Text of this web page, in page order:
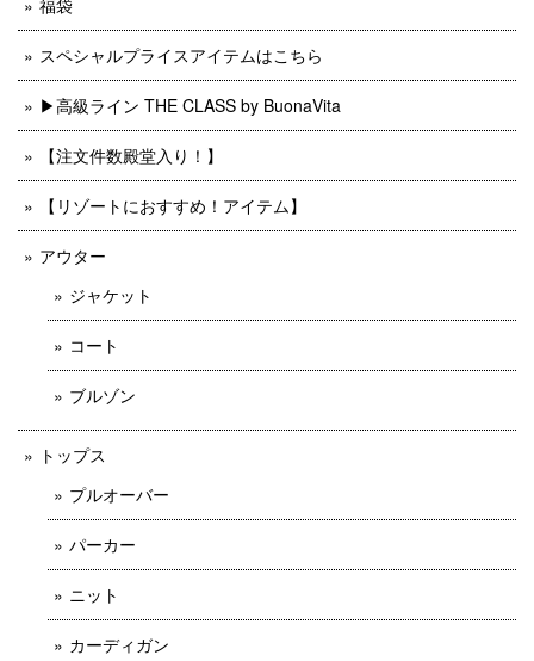
スペシャルプライスアイテムはこちら
▶︎高級ライン THE CLASS by BuonaVita
【注文件数殿堂入り！】
【リゾートにおすすめ！アイテム】
アウター
ジャケット
コート
ブルゾン
トップス
プルオーバー
パーカー
ニット
カーディガン